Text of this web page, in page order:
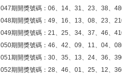
047期開獎號碼：06、14、31、23、38、
048期開獎號碼：49、16、13、08、23、
049期開獎號碼：21、25、34、37、46、
050期開獎號碼：46、42、09、11、04、
051期開獎號碼：30、35、13、24、36、
052期開獎號碼：28、46、01、25、12、